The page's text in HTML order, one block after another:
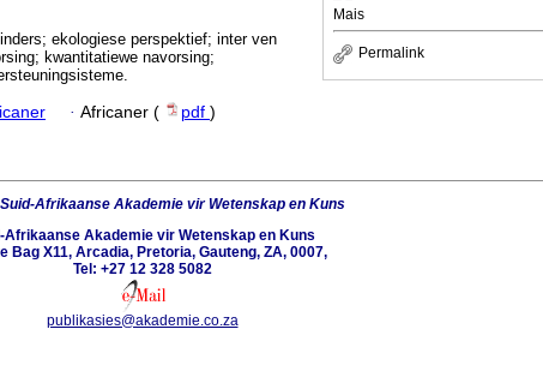
Mais
Permalink
ekologiese perspektief; inter ven
kwantitatiewe navorsing;
· Africaner ( pdf )
Suid-Afrikaanse Akademie vir Wetenskap en Kuns
Afrikaanse Akademie vir Wetenskap en Kuns
Bag X11, Arcadia, Pretoria, Gauteng, ZA, 0007,
Tel: +27 12 328 5082
publikasies@akademie.co.za